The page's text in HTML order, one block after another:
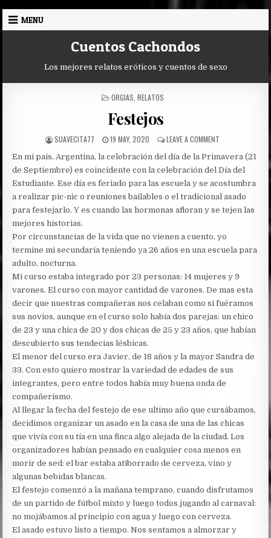
Skip
MENU
Cuentos Cachondos
Los mejores relatos eróticos y cuentos de sexo
POSTED
ORGIAS RELATOS
Festejos
AUTHOR:
SUAVECITA77
PUBLISHED
19 MAY, 2020 LEAVE A COMMENT
En mi país, Argentina, la celebración del día de la Primavera (21
de Septiembre) es coincidente con la celebración del Día del
Estudiante. Ese día es feriado para las escuela y se acostumbra
a realizar pic-nic o reuniones bailables o el tradicional asado
para festejarlo. Y es cuando las hormonas afloran y se tejen las
mejores historias.
Por circunstancias de la vida que no vienen a cuento, yo
termine mi secundaria teniendo ya 26 años en una escuela para
adulto, nocturna.
Mi curso estaba integrado por 23 personas: 14 mujeres y 9
varones. El curso con mayor cantidad de varones. De mas esta
decir que nuestras compañeras nos celaban como si fuéramos
sus novios, aunque en el curso solo había dos parejas: un chico
de 23 y una chica de 20 y dos chicas de 25 y 23 años, que habían
descubierto sus tendecias lésbicas.
El menor del curso era Javier, de 18 años y la mayor Sandra de
33. Con esto quiero mostrar la variedad de edades de sus
integrantes, pero entre todos había muy buena onda de
compañerismo.
Al llegar la fecha del festejo de ese ultimo año que cursábamos,
decidimos organizar un asado en la casa de una de las chicas
que vivía con su tía en una finca algo alejada de la ciudad. Los
organizadores habían pensado en cualquier cosa menos en
morir de sed: el bar estaba atiborrado de cerveza, vino y
algunas bebidas blancas.
El festejo comenzó a la mañana temprano, cuando disfrutamos
de un partido de fútbol mixto y luego todos jugando al carnaval:
no mojábamos al principio con agua y luego con cerveza.
El asado estuvo listo a tiempo. Nos sentamos a almorzar y